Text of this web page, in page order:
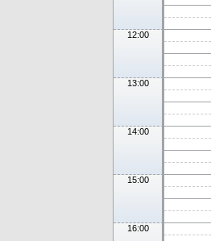
12:00
13:00
14:00
15:00
16:00